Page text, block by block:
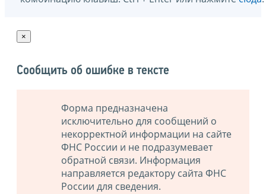
×
Сообщить об ошибке в тексте
Форма предназначена
исключительно для сообщений о
некорректной информации на сайте
ФНС России и не подразумевает
обратной связи. Информация
направляется редактору сайта ФНС
России для сведения.